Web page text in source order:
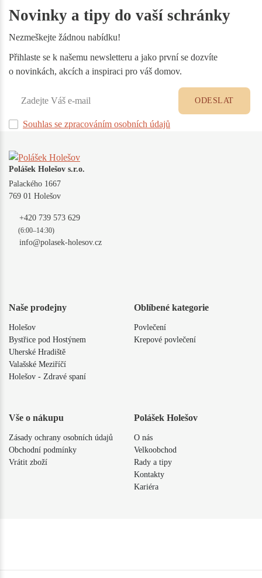
Novinky a tipy do vaší schránky
Nezmeškejte žádnou nabídku!
Přihlaste se k našemu newsletteru a jako první se dozvíte
o novinkách, akcích a inspiraci pro váš domov.
Souhlas se zpracováním osobních údajů
ODESLAT
Polášek Holešov s.r.o.
Palackého 1667
769 01 Holešov
+420 739 573 629
(6:00–14:30)
info@polasek-holesov.cz
Naše prodejny
Holešov
Bystřice pod Hostýnem
Uherské Hradiště
Valašské Meziříčí
Holešov - Zdravé spaní
Oblíbené kategorie
Povlečení
Krepové povlečení
Vše o nákupu
Zásady ochrany osobních údajů
Obchodní podmínky
Vrátit zboží
Polášek Holešov
O nás
Velkoobchod
Rady a tipy
Kontakty
Kariéra